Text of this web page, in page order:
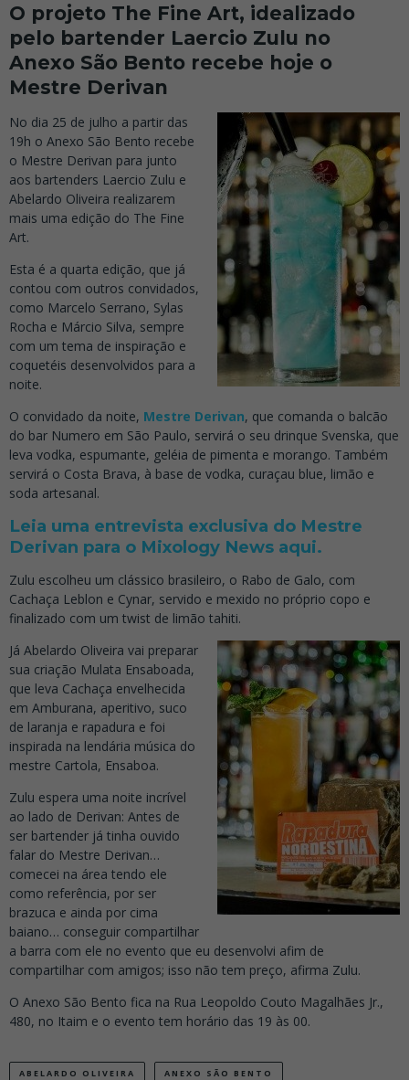
O projeto The Fine Art, idealizado
pelo bartender Laercio Zulu no
Anexo São Bento recebe hoje o
Mestre Derivan
No dia 25 de julho a partir das
19h o Anexo São Bento recebe
o Mestre Derivan para junto
aos bartenders Laercio Zulu e
Abelardo Oliveira realizarem
mais uma edição do The Fine
Art.
Esta é a quarta edição, que já
contou com outros convidados,
como Marcelo Serrano, Sylas
Rocha e Márcio Silva, sempre
com um tema de inspiração e
coquetéis desenvolvidos para a
noite.
O convidado da noite, Mestre Derivan, que comanda o balcão
do bar Numero em São Paulo, servirá o seu drinque Svenska, que
leva vodka, espumante, geléia de pimenta e morango. Também
servirá o Costa Brava, à base de vodka, curaçau blue, limão e
soda artesanal.
Leia uma entrevista exclusiva do Mestre
Derivan para o Mixology News aqui.
Zulu escolheu um clássico brasileiro, o Rabo de Galo, com
Cachaça Leblon e Cynar, servido e mexido no próprio copo e
finalizado com um twist de limão tahiti.
Já Abelardo Oliveira vai preparar
sua criação Mulata Ensaboada,
que leva Cachaça envelhecida
em Amburana, aperitivo, suco
de laranja e rapadura e foi
inspirada na lendária música do
mestre Cartola, Ensaboa.
Zulu espera uma noite incrível
ao lado de Derivan: Antes de
ser bartender já tinha ouvido
falar do Mestre Derivan…
comecei na área tendo ele
como referência, por ser
brazuca e ainda por cima
baiano… conseguir compartilhar
a barra com ele no evento que eu desenvolvi afim de
compartilhar com amigos; isso não tem preço, afirma Zulu.
O Anexo São Bento fica na Rua Leopoldo Couto Magalhães Jr.,
480, no Itaim e o evento tem horário das 19 às 00.
ABELARDO OLIVEIRA ANEXO SÃO BENTO